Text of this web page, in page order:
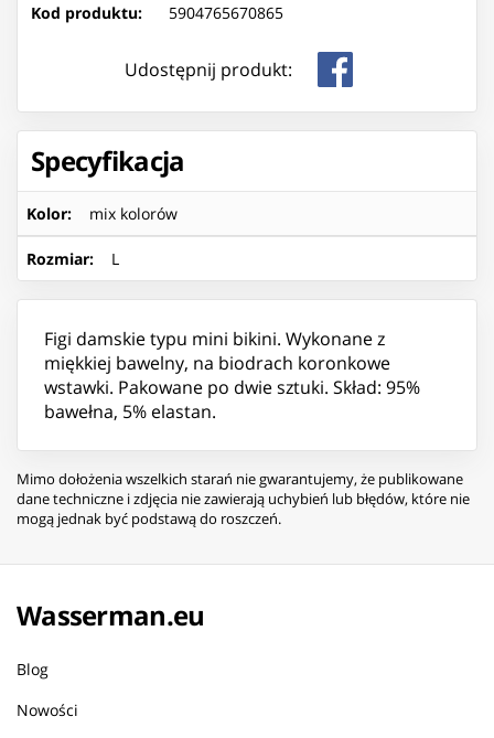
Kod produktu:
5904765670865
Udostępnij produkt:
Specyfikacja
Kolor: mix kolorów
Rozmiar: L
Figi damskie typu mini bikini. Wykonane z
miękkiej bawelny, na biodrach koronkowe
wstawki. Pakowane po dwie sztuki. Skład: 95%
bawełna, 5% elastan.
Mimo dołożenia wszelkich starań nie gwarantujemy, że publikowane
dane techniczne i zdjęcia nie zawierają uchybień lub błędów, które nie
mogą jednak być podstawą do roszczeń.
Wasserman.eu
Blog
Nowości